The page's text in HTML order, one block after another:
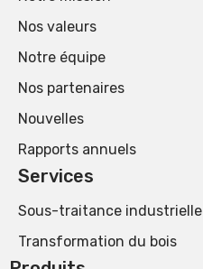
Nos valeurs
Notre équipe
Nos partenaires
Nouvelles
Rapports annuels
Services
Sous-traitance industrielle
Transformation du bois